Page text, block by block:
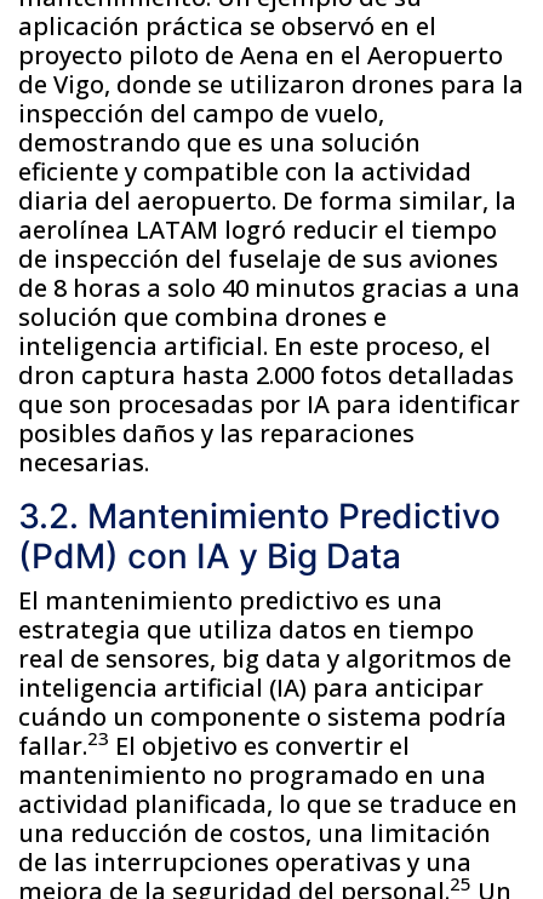
aplicación práctica se observó en el
proyecto piloto de Aena en el Aeropuerto
de Vigo, donde se utilizaron drones para la
inspección del campo de vuelo,
demostrando que es una solución
eficiente y compatible con la actividad
diaria del aeropuerto. De forma similar, la
aerolínea LATAM logró reducir el tiempo
de inspección del fuselaje de sus aviones
de 8 horas a solo 40 minutos gracias a una
solución que combina drones e
inteligencia artificial. En este proceso, el
dron captura hasta 2.000 fotos detalladas
que son procesadas por IA para identificar
posibles daños y las reparaciones
necesarias.
3.2. Mantenimiento Predictivo
(PdM) con IA y Big Data
El mantenimiento predictivo es una
estrategia que utiliza datos en tiempo
real de sensores, big data y algoritmos de
inteligencia artificial (IA) para anticipar
cuándo un componente o sistema podría
fallar.23 El objetivo es convertir el
mantenimiento no programado en una
actividad planificada, lo que se traduce en
una reducción de costos, una limitación
de las interrupciones operativas y una
mejora de la seguridad del personal.25 Un